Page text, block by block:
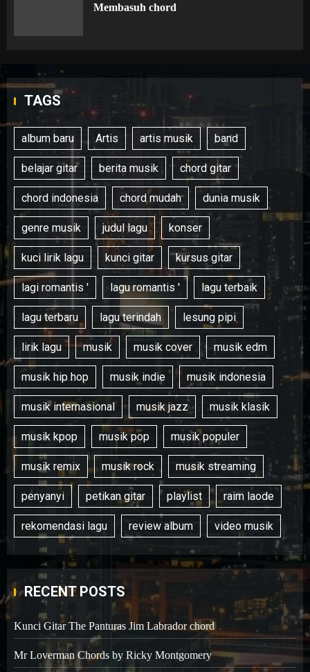
Membasuh chord
TAGS
album baru Artis artis musik band
belajar gitar berita musik chord gitar
chord indonesia chord mudah dunia musik
genre musik judul lagu konser
kuci lirik lagu kunci gitar kursus gitar
lagi romantis ' lagu romantis ' lagu terbaik
lagu terbaru lagu terindah lesung pipi
lirik lagu musik musik cover musik edm
musik hip hop musik indie musik indonesia
musik internasional musik jazz musik klasik
musik kpop musik pop musik populer
musik remix musik rock musik streaming
penyanyi petikan gitar playlist raim laode
rekomendasi lagu review album video musik
RECENT POSTS
Kunci Gitar The Panturas Jim Labrador chord
Mr Loverman Chords by Ricky Montgomery